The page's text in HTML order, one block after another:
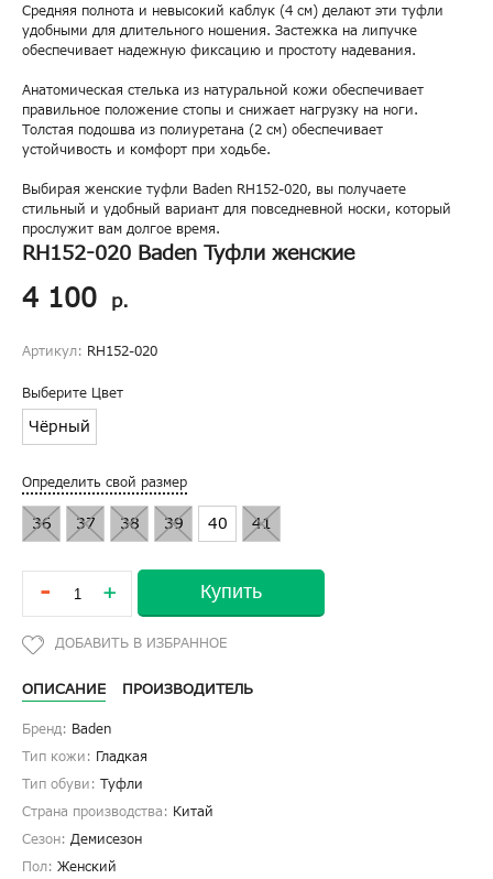
Средняя полнота и невысокий каблук (4 см) делают эти туфли
удобными для длительного ношения. Застежка на липучке
обеспечивает надежную фиксацию и простоту надевания.
Анатомическая стелька из натуральной кожи обеспечивает
правильное положение стопы и снижает нагрузку на ноги.
Толстая подошва из полиуретана (2 см) обеспечивает
устойчивость и комфорт при ходьбе.
Выбирая женские туфли Baden RH152-020, вы получаете
стильный и удобный вариант для повседневной носки, который
прослужит вам долгое время.
RH152-020 Baden Туфли женские
4 100 р.
Артикул: RH152-020
Выберите Цвет
Чёрный
Определить свой размер
36 37 38 39 40 41
- + Купить
ОПИСАНИЕ ПРОИЗВОДИТЕЛЬ
Бренд: Baden
Тип кожи: Гладкая
Тип обуви: Туфли
Страна производства: Китай
Сезон: Демисезон
Пол: Женский